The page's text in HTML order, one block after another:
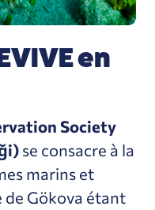
en
Society
se consacre à la
marins et
de Gökova étant